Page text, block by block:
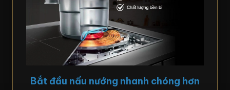
Bắt đầu nấu nướng nhanh chóng hơn